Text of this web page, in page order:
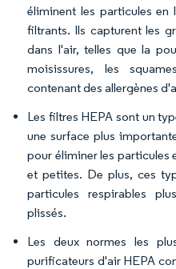
éliminent les particules en
filtrants. Ils capturent les
dans l'air, telles que la
moisissures, les
contenant des allergènes
Les filtres HEPA sont un
une surface plus
pour éliminer les particules
et petites. De plus, ces
particules respirables
plissés.
Les deux normes les
purificateurs d'air HEPA